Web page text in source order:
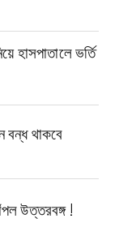
হাসপাতালে ভর্তি
বন্ধ থাকবে
উত্তরবঙ্গ !